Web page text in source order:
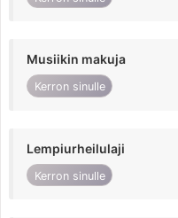
Musiikin makuja
Kerron sinulle
Lempiurheilulaji
Kerron sinulle